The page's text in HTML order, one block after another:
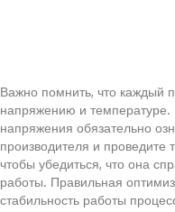
Важно помнить, что каждый
напряжению и
напряжения обязательно
производителя и проведите
чтобы убедиться, что она
работы. Правильная
стабильность работы